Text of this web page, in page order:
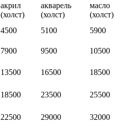
акрил
(холст)
акварель
(холст)
масло
(холст)
4500 5100
5900
7900 9500
10500
13500 16500 18500
18500 23500 25500
22500 29000
32000